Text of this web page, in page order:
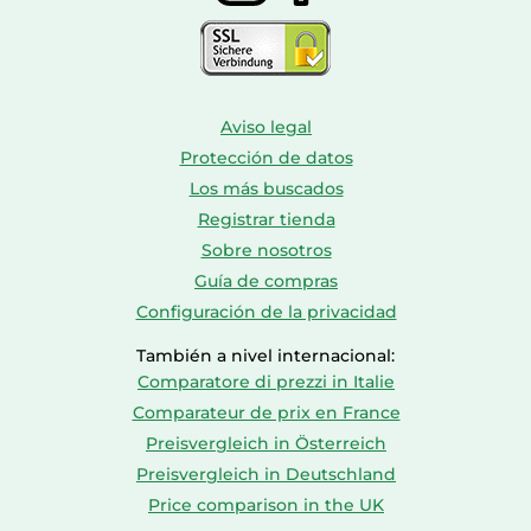
Aviso legal
Protección de datos
Los más buscados
Registrar tienda
Sobre nosotros
Guía de compras
Configuración de la privacidad
También a nivel internacional:
Comparatore di prezzi in Italie
Comparateur de prix en France
Preisvergleich in Österreich
Preisvergleich in Deutschland
Price comparison in the UK